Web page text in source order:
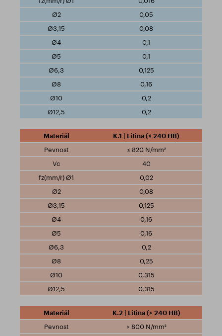
0,05
0,08
0,1
0,1
0,125
0,16
0,2
0,2
K.1 | Litina (≤ 240 HB)
≤ 820 N/mm²
40
0,02
0,08
0,125
0,16
0,16
0,2
0,25
0,315
0,315
K.2 | Litina (> 240 HB)
> 800 N/mm²